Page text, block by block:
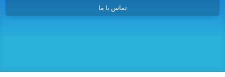
تماس با ما